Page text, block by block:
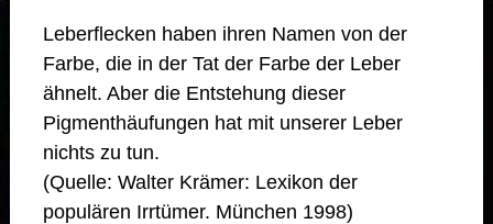
Leberflecken haben ihren Namen von der
Farbe, die in der Tat der Farbe der Leber
ähnelt. Aber die Entstehung dieser
Pigmenthäufungen hat mit unserer Leber
nichts zu tun.
(Quelle: Walter Krämer: Lexikon der
populären Irrtümer. München 1998)